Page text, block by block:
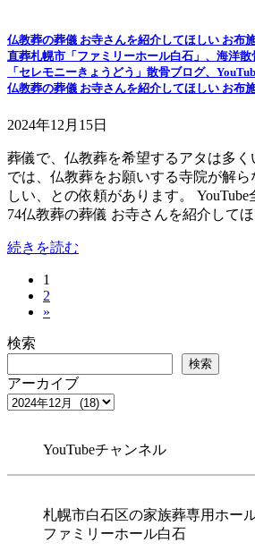
仏教葬の葬儀 お寺さんを紹介してほしい お布
直葬札幌市「ファミリーホール白石」、海洋
「セレモニーきょうどう」散骨ブログ、
仏教葬の葬儀 お寺さんを紹介してほしい お布
2024年12月15日
葬儀で、仏教葬を希望するアタは多
では、仏教葬をお願いする寺院が解
しい、との依頼があります。
74仏教葬の葬儀 お寺さんを紹介して
続きを読む
の
ペ
ー
固
定
ペ
ジ
1
固
定
ー
ジ
2
»
検索
検索
アーカイブ
YouTubeチャンネル
札幌市白石区の家族葬専用ホー
ファミリーホール白石